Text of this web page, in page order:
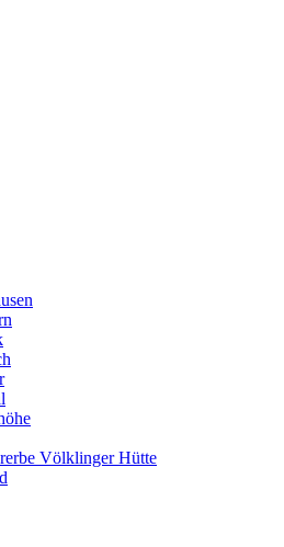
Völklinger Hütte